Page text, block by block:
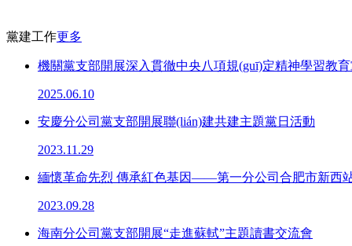
黨建工作更多
機關黨支部開展深入貫徹中央八項規(guī)定精神學習教
2025.06.10
安慶分公司黨支部開展聯(lián)建共建主題黨日活動
2023.11.29
緬懷革命先烈 傳承紅色基因——第一分公司合肥市新西
2023.09.28
海南分公司黨支部開展“走進蘇軾”主題讀書交流會